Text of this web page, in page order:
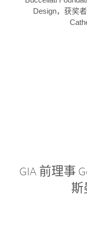
Design，获奖
GIA 前理事
斯